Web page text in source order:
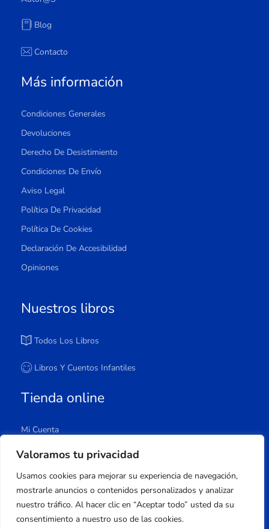
Valoramos tu privacidad
Usamos cookies para mejorar su experiencia de navegación,
mostrarle anuncios o contenidos personalizados y analizar
nuestro tráfico. Al hacer clic en “Aceptar todo” usted da su
consentimiento a nuestro uso de las cookies.
Blog
Contacto
Más información
Condiciones Generales
Devoluciones
Derecho De Desistimiento
Condiciones De Envío
Aviso Legal
Política De Privacidad
Política De Cookies
Declaración De Accesibilidad
Opiniones
Nuestros libros
Todos Los Libros
Libros Y Cuentos Infantiles
Tienda online
Mi Cuenta
Carrito
Lista De Deseos